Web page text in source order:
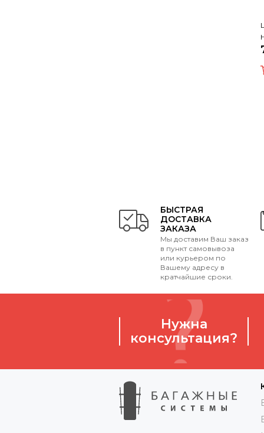
БЫСТРАЯ
ДОСТАВКА
ЗАКАЗА
Мы доставим Ваш заказ
в пункт самовывоза
или курьером по
Вашему адресу в
кратчайшие сроки.
Нужна
консультация?